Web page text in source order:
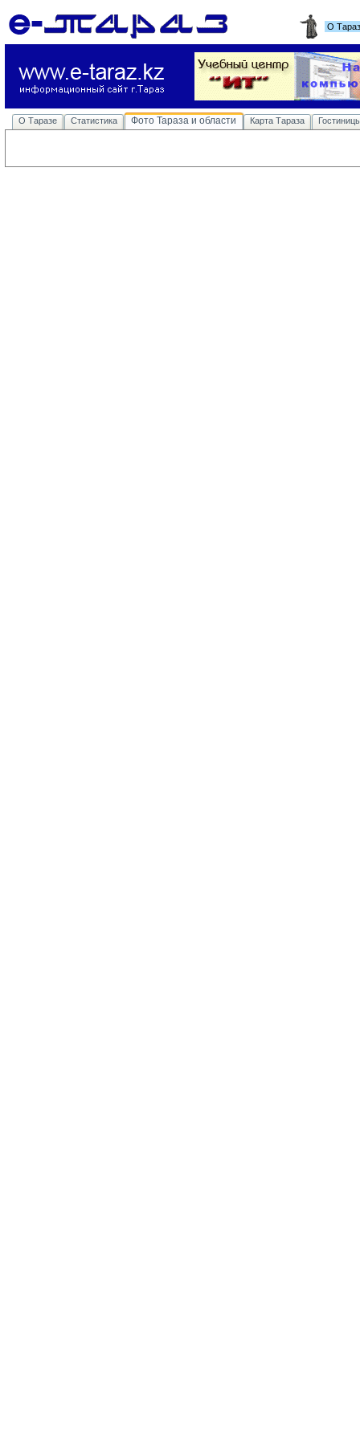
О
О Таразе Статистика Фото Тараза и области Карта Тараза